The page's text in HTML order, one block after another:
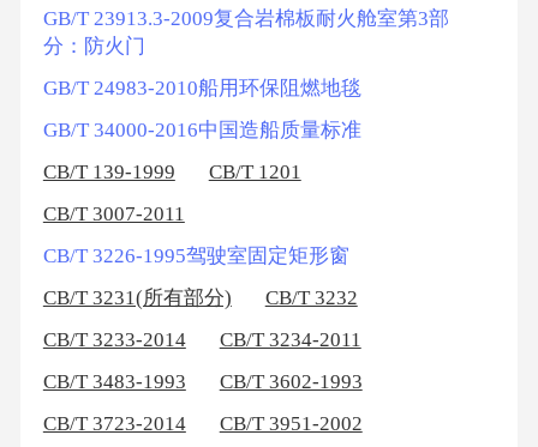
GB/T 23913.3-2009复合岩棉板耐火舱室第3部
分：防火门
GB/T 24983-2010船用环保阻燃地毯
GB/T 34000-2016中国造船质量标准
CB/T 139-1999
CB/T 1201
CB/T 3007-2011
CB/T 3226-1995驾驶室固定矩形窗
CB/T 3231(所有部分)
CB/T 3232
CB/T 3233-2014
CB/T 3234-2011
CB/T 3483-1993
CB/T 3602-1993
CB/T 3723-2014
CB/T 3951-2002